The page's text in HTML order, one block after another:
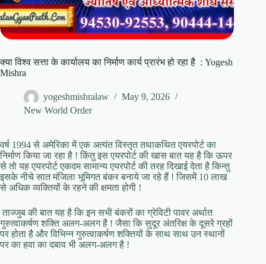
क्या विश्व सत्ता के कार्यालय का निर्माण कार्य प्रारंभ हो रहा है : Yogesh
Mishra
yogeshmishralaw
May 9, 2026
New World Order
वर्ष 1994 से अमेरिका में एक अत्यंत विस्तृत तथाकथित एयरपोर्ट का
निर्माण किया जा रहा है ! किंतु इस एयरपोर्ट की खास बात यह है कि ऊपर
से तो यह एयरपोर्ट एकदम सामान्य एयरपोर्ट की तरह दिखाई देता है किन्तु
इसके नीचे सात मंजिला भूमिगत बंकर बनाये जा रहे हैं ! जिसमें 10 लाख
से अधिक व्यक्तियों के रहने की क्षमता होगी !
ताज्जुब की बात यह है कि इन सभी बंकरों का ग्रेविटी पावर अर्थात
गुरुत्वाकर्षण शक्ति अलग-अलग है ! जैसा कि सुदूर अंतरिक्ष के दूसरे ग्रहों
पर होता है और विभिन्न गुरुत्वाकर्षण शक्तियों के साथ साथ उन स्थानों
पर का हवा का दबाव भी अलग-अलग है !